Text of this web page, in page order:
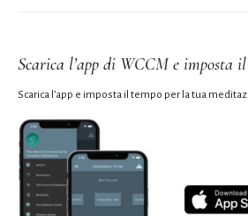
Scarica l’app di WCCM e imposta
Scarica l’app e imposta il tempo per la tua